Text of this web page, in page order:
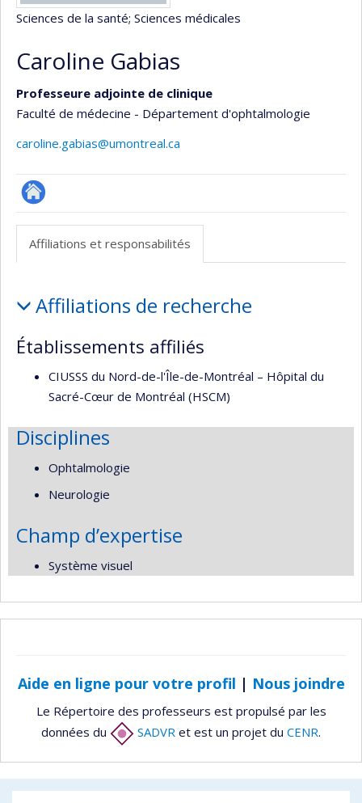
Sciences de la santé; Sciences médicales
Caroline Gabias
Professeure adjointe de clinique
Faculté de médecine - Département d'ophtalmologie
caroline.gabias@umontreal.ca
ResearchGate
Affiliations et responsabilités
et
responsabilités
Affiliations de recherche
Établissements affiliés
CIUSSS du Nord-de-l'Île-de-Montréal – Hôpital du
Sacré-Cœur de Montréal (HSCM)
Disciplines
Ophtalmologie
Neurologie
Champ d’expertise
Système visuel
Aide en ligne pour votre profil | Nous joindre
Le Répertoire des professeurs est propulsé par les
données du
SADVR et est un projet du CENR.